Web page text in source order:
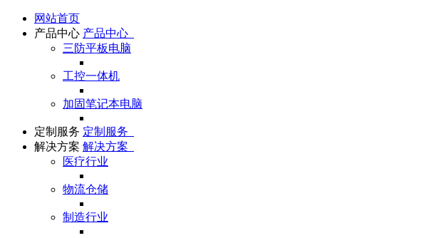
网站首页
产品中心 产品中心
三防平板电脑
工控一体机
加固笔记本电脑
定制服务 定制服务
解决方案 解决方案
医疗行业
物流仓储
制造行业